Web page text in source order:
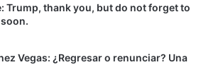
Trump, thank you, but do not forget to
Vegas: ¿Regresar o renunciar? Una